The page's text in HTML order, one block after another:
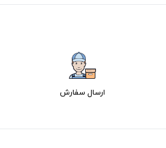
ارسال سفارش